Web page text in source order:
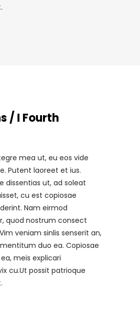
/ I Fourth
mea ut, eu eos vide
Putent laoreet et ius.
dissentias ut, ad soleat
cu est copiosae
Nam eirmod
quod nostrum consect
veniam sinlis senserit an,
duo ea. Copiosae
meis explicari
cu.Ut possit patrioque